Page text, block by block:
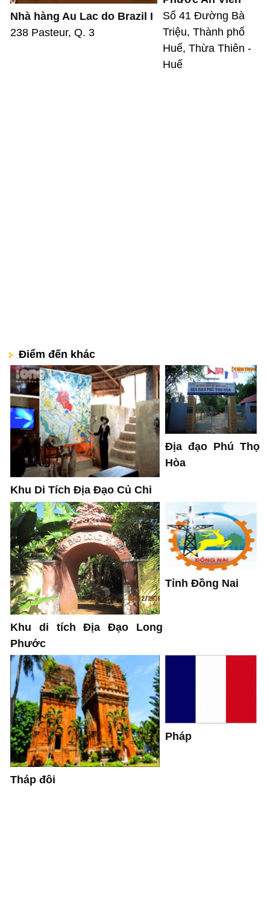
Nhà hàng Au Lac do Brazil I
238 Pasteur, Q. 3
Số 41 Đường Bà
Triệu, Thành phố
Huế, Thừa Thiên -
Huế
Điểm đến khác
Khu Di Tích Địa Đạo Củ Chi
Địa đạo Phú Thọ
Hòa
Khu di tích Địa Đạo Long
Phước
Tỉnh Đồng Nai
Tháp đôi
Pháp